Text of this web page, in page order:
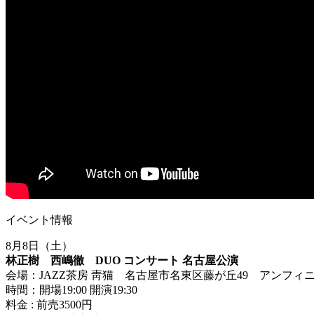
イベント情報
8月8日（土）
林正樹 西嶋徹 DUO コンサート 名古屋公演
会場：JAZZ茶房 靑猫 名古屋市名東区藤が丘49 アンフィ
時間：開場19:00 開演19:30
料金 : 前売3500円